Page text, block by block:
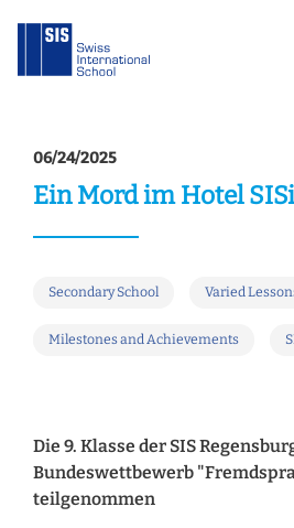
06/24/2025
Ein Mord im Hotel
Secondary School Varied
Milestones and Achievements
Die 9. Klasse der SIS
Bundeswettbewerb
teilgenommen